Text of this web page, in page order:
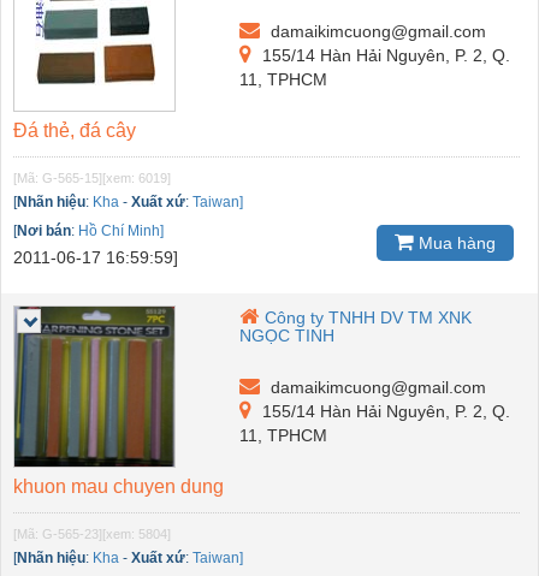
damaikimcuong@gmail.com
155/14 Hàn Hải Nguyên, P. 2, Q.
11, TPHCM
Đá thẻ, đá cây
[Mã: G-565-15][xem: 6019]
[Nhãn hiệu: Kha - Xuất xứ: Taiwan]
[Nơi bán: Hồ Chí Minh]
2011-06-17 16:59:59]
Mua hàng
Công ty TNHH DV TM XNK
NGỌC TINH
damaikimcuong@gmail.com
155/14 Hàn Hải Nguyên, P. 2, Q.
11, TPHCM
khuon mau chuyen dung
[Mã: G-565-23][xem: 5804]
[Nhãn hiệu: Kha - Xuất xứ: Taiwan]